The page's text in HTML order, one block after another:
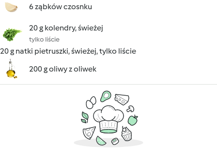
6 ząbków czosnku
20 g kolendry, świeżej
tylko liście
20 g natki pietruszki, świeżej, tylko liście
200 g oliwy z oliwek